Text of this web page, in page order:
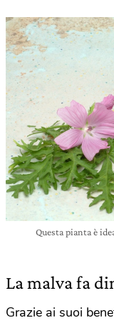
Questa pianta è
La malva fa
Grazie ai suoi